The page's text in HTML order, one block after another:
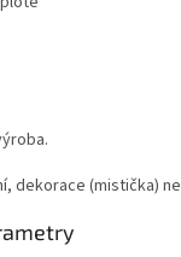
dekorace (mistička)